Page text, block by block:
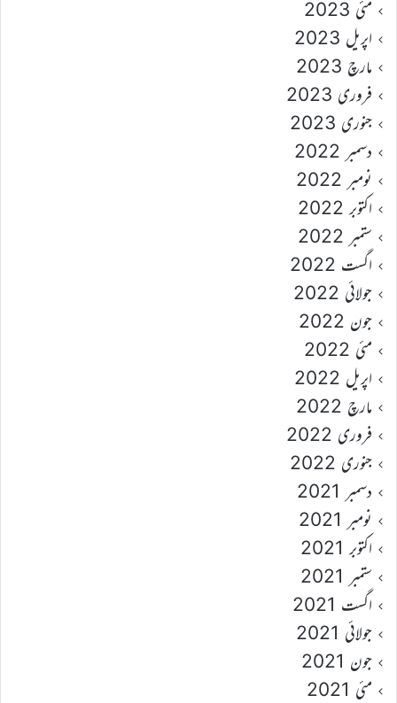
مئی 2023
اپریل 2023
مارچ 2023
فروری 2023
جنوری 2023
دسمبر 2022
نومبر 2022
اکتوبر 2022
ستمبر 2022
اگست 2022
جولائی 2022
جون 2022
مئی 2022
اپریل 2022
مارچ 2022
فروری 2022
جنوری 2022
دسمبر 2021
نومبر 2021
اکتوبر 2021
ستمبر 2021
اگست 2021
جولائی 2021
جون 2021
مئی 2021